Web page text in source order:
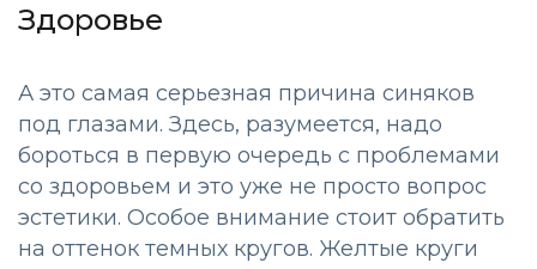
Здоровье
А это самая серьезная причина синяков
под глазами. Здесь, разумеется, надо
бороться в первую очередь с проблемами
со здоровьем и это уже не просто вопрос
эстетики. Особое внимание стоит обратить
на оттенок темных кругов. Желтые круги